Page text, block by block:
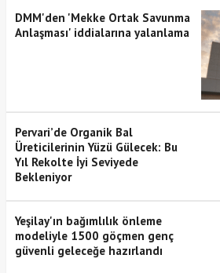
DMM'den 'Mekke Ortak Savunma
Anlaşması' iddialarına yalanlama
Pervari’de Organik Bal
Üreticilerinin Yüzü Gülecek: Bu
Yıl Rekolte İyi Seviyede
Bekleniyor
Yeşilay'ın bağımlılık önleme
modeliyle 1500 göçmen genç
güvenli geleceğe hazırlandı